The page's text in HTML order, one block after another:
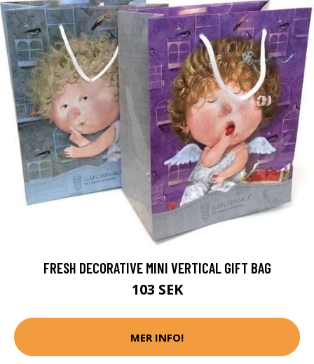
FRESH DECORATIVE MINI VERTICAL GIFT BAG
103 SEK
MER INFO!